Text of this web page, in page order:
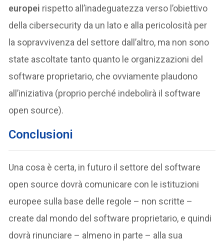
europei rispetto all’inadeguatezza verso l’obiettivo
della cibersecurity da un lato e alla pericolosità per
la sopravvivenza del settore dall’altro, ma non sono
state ascoltate tanto quanto le organizzazioni del
software proprietario, che ovviamente plaudono
all’iniziativa (proprio perché indebolirà il software
open source).
Conclusioni
Una cosa è certa, in futuro il settore del software
open source dovrà comunicare con le istituzioni
europee sulla base delle regole – non scritte –
create dal mondo del software proprietario, e quindi
dovrà rinunciare – almeno in parte – alla sua